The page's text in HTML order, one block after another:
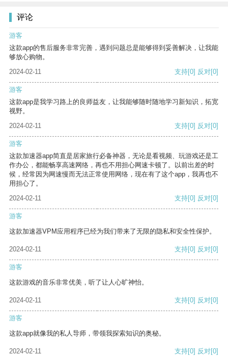
评论
游客
这款app的售后服务非常完善，遇到问题总是能够得到妥善解决，让我能
够放心购物。
2024-02-11
支持[0] 反对[0]
游客
这款app是我学习路上的良师益友，让我能够随时随地学习新知识，拓宽
视野。
2024-02-11
支持[0] 反对[0]
游客
这款加速器app简直是居家旅行必备神器，无论是看视频、玩游戏还是工
作办公，都能畅享高速网络，再也不用担心网速卡顿了。以前出差的时
候，经常因为网速慢而无法正常使用网络，现在有了这个app，我再也不
用担心了。
2024-02-11
支持[0] 反对[0]
游客
这款加速器VPM应用程序已经为我们带来了无限的隐私和安全性保护。
2024-02-11 支持[0] 反对[0]
游客
这款游戏的音乐非常优美，听了让人心旷神怡。
2024-02-11 支持[0] 反对[0]
游客
这款app就像我的私人导师，带领我探索知识的奥秘。
2024-02-11 支持[0] 反对[0]